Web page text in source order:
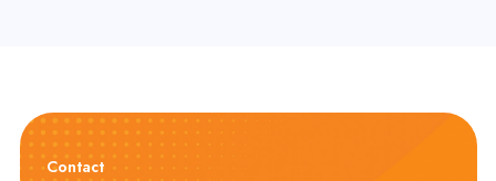
Contact